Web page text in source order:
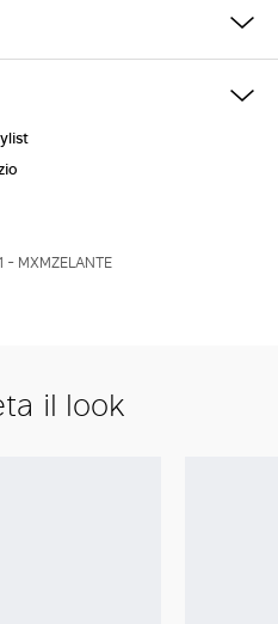
MXMZELANTE
il look